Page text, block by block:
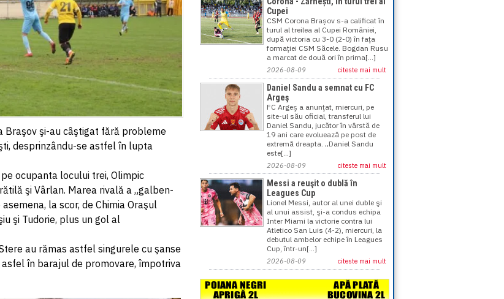
Braşov şi-au câştigat fără probleme
desprinzându-se astfel în lupta
ocupanta locului trei, Olimpic
şi Vârlan. Marea rivală a „galben-
la scor, de Chimia Oraşul
şi Tudorie, plus un gol al
au rămas astfel singurele cu şanse
în barajul de promovare, împotriva
Cupei
CSM Corona Brașov s-a calificat în
turul al treilea al Cupei României,
după victoria cu 3-0 (2-0) în fața
formației CSM Săcele. Bogdan Rusu
a marcat de două ori în prima[...]
2026-08-09 citeste mai mult
Daniel Sandu a semnat cu FC
Argeş
FC Argeş a anunţat, miercuri, pe
site-ul său oficial, transferul lui
Daniel Sandu, jucător în vârstă de
19 ani care evoluează pe post de
extremă dreapta. „Daniel Sandu
este[...]
2026-08-09 citeste mai mult
Messi a reuşit o dublă în
Leagues Cup
Lionel Messi, autor al unei duble şi
al unui assist, şi-a condus echipa
Inter Miami la victorie contra lui
Atletico San Luis (4-2), miercuri, la
debutul ambelor echipe în Leagues
Cup, într-un[...]
2026-08-09 citeste mai mult